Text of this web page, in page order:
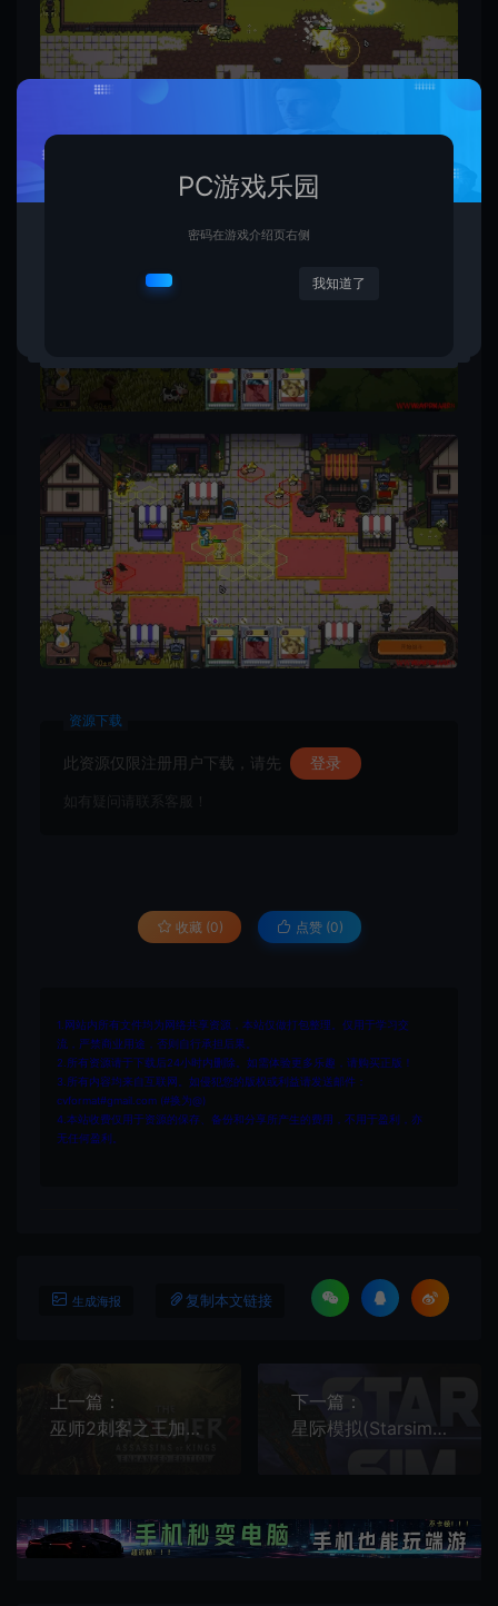
资源下载
此资源仅限注册用户下载，请先 登录
如有疑问请联系客服！
收藏 (0) 点赞 (0)
1.网站内所有文件均为网络共享资源，本站仅做打包整理。仅用于学习交
流，严禁商业用途，否则自行承担后果。
2.所有资源请于下载后24小时内删除。如需体验更多乐趣，请购买正版！
3.所有内容均来自互联网。如侵犯您的版权或利益请发送邮件：
cvformat#gmail.com (#换为@)
4.本站收费仅用于资源的保存、备份和分享所产生的费用，不用于盈利，亦
无任何盈利。
生成海报 复制本文链接
上一篇：
巫师2刺客之王加强版(The Witcher 2)开放世界动作RPG游戏|下载
下一篇：
星际模拟(Starsim)科幻多体裁角色扮演游戏|单机|中文|RPG|免费下载
PC游戏乐园
密码在游戏介绍页右侧
我知道了